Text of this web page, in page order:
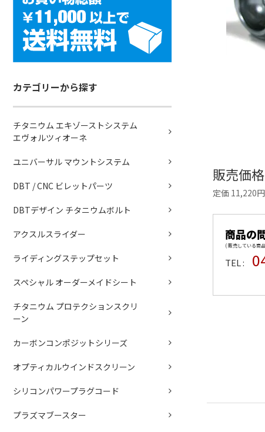
カテゴリーから探す
チタニウム エキゾーストシステム
エヴォルツィオーネ
ユニバーサル マウントシステム
DBT / CNC ビレットパーツ
DBTデザイン チタニウムボルト
アクスルスライダー
ライディングステップセット
スペシャル オーダーメイドシート
チタニウム プロテクションスクリ
ーン
カーボンコンポジットシリーズ
オプティカルウインドスクリーン
シリコンパワープラグコード
プラズマブースター
販売価格
定価 11,220円
商品の
( 販売している商
TEL :